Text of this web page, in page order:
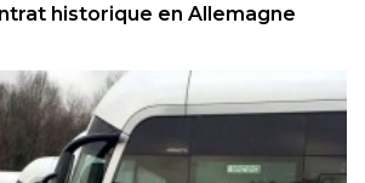
historique en Allemagne